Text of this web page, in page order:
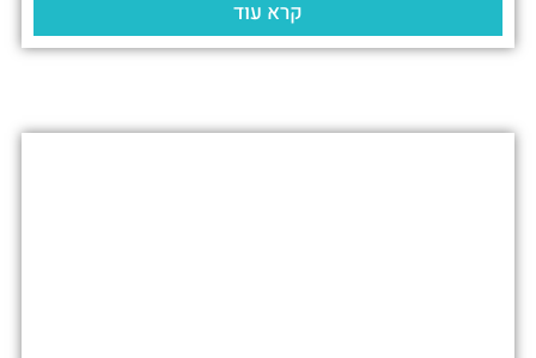
קרא עוד